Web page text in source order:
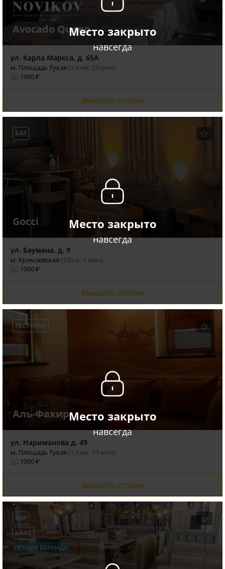
Место закрыто
навсегда
Avocado Queen
ул. Карла Маркса, д. 65А
м. Площадь Тукая (1.9 км, 29 мин)
1000 ₽
ЗАКАЗАТЬ СТОЛИК
Место закрыто
навсегда
БАР
Gocci
ул. Баумана, д. 9
м. Кремлёвская (100 м, 1 мин)
1000 ₽
ЗАКАЗАТЬ СТОЛИК
Место закрыто
навсегда
РЕСТОРАН
Аль-Фахир
ул. Нариманова д. 49
м. Площадь Тукая (1.5 км, 19 мин)
1000 ₽
ЗАКАЗАТЬ СТОЛИК
БАР
КАФЕ
ЛЕТНЯЯ ВЕРАНДА